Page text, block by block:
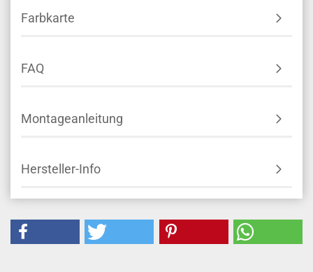
Farbkarte
FAQ
Montageanleitung
Hersteller-Info